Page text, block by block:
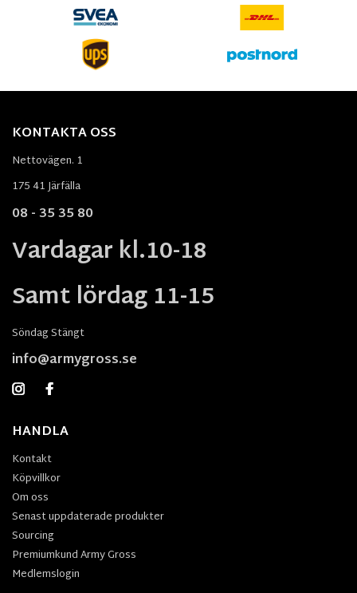
KONTAKTA OSS
Nettovägen. 1
175 41 Järfälla
08 - 35 35 80
Vardagar kl.10-18
Samt lördag 11-15
Söndag Stängt
info@armygross.se
HANDLA
Kontakt
Köpvillkor
Om oss
Senast uppdaterade produkter
Sourcing
Premiumkund Army Gross
Medlemslogin